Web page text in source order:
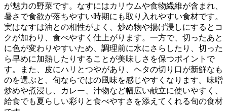
が魅力の野菜です。なすにはカリウムや食物繊維が含まれ、
暑さで食欲が落ちやすい時期にも取り入れやすい食材です。
実はなすは油との相性がよく、炒め物や揚げ浸しにするとコ
クが加わり、食べやすく仕上がります。一方で、切ったあと
に色が変わりやすいため、調理前に水にさらしたり、切った
ら早めに加熱したりすることが美味しさを保つポイントで
す。また、皮にハリとつやがあり、ヘタの切り口が新鮮なも
のを選ぶと、旬ならではの風味を感じやすくなります。味噌
炒めや煮浸し、カレー、汁物など幅広い献立に使いやすく、
給食でも夏らしい彩りと食べやすさを添えてくれる旬の食材